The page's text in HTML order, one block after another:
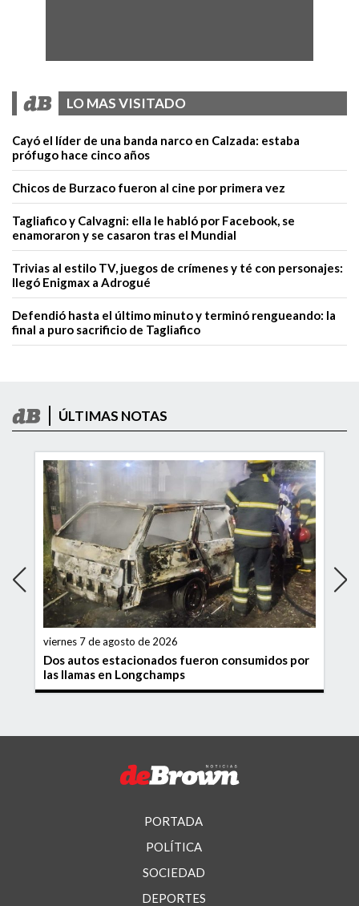
LO MAS VISITADO
Cayó el líder de una banda narco en Calzada: estaba
prófugo hace cinco años
Chicos de Burzaco fueron al cine por primera vez
Tagliafico y Calvagni: ella le habló por Facebook, se
enamoraron y se casaron tras el Mundial
Trivias al estilo TV, juegos de crímenes y té con personajes:
llegó Enigmax a Adrogué
Defendió hasta el último minuto y terminó rengueando: la
final a puro sacrificio de Tagliafico
ÚLTIMAS NOTAS
viernes 7 de agosto de 2026
Dos autos estacionados fueron consumidos por
las llamas en Longchamps
PORTADA
POLÍTICA
SOCIEDAD
DEPORTES